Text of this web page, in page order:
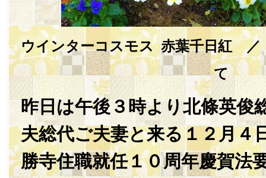
ウインターコスモス 赤葉千日紅
て
昨日は午後３時より北條英俊
夫総代ご夫妻と来る１２月４
勝寺住職就任１０周年慶賀法